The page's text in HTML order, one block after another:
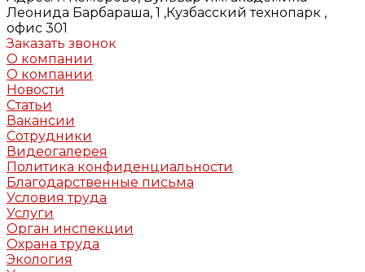
Леонида Барбараша, 1 ,Кузбасский технопарк ,
офис 301
Заказать звонок
О компании
О компании
Новости
Статьи
Вакансии
Сотрудники
Видеогалерея
Политика конфиденциальности
Благодарственные письма
Условия труда
Услуги
Орган инспекции
Охрана труда
Экология